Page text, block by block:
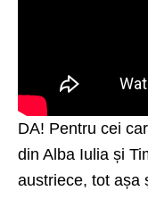
DA! Pentru cei
din Alba Iulia și
austriece, tot așa